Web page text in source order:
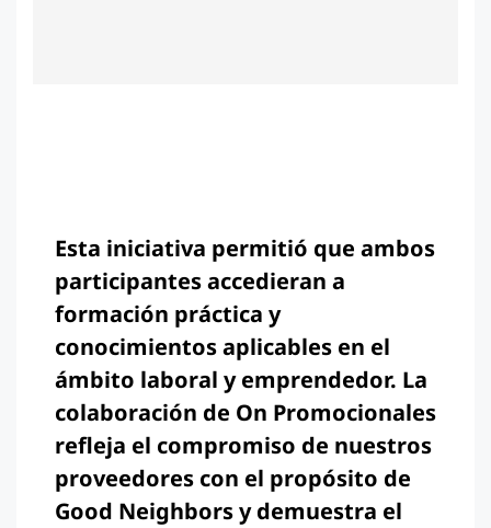
Esta iniciativa permitió que ambos
participantes accedieran a
formación práctica y
conocimientos aplicables en el
ámbito laboral y emprendedor. La
colaboración de On Promocionales
refleja el compromiso de nuestros
proveedores con el propósito de
Good Neighbors y demuestra el